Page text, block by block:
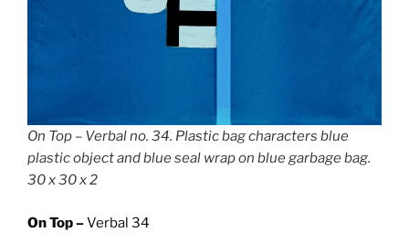
On Top – Verbal no. 34. Plastic bag characters blue
plastic object and blue seal wrap on blue garbage bag.
30 x 30 x 2
On Top –Verbal 34